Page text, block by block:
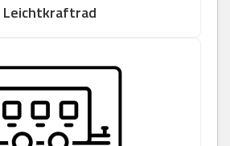
Leichtkraftrad